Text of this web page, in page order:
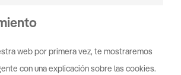
web por primera vez, te mostraremos
con una explicación sobre las cookies.